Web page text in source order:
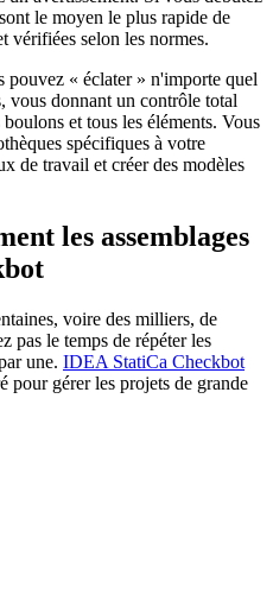
le moyen le plus rapide de
vérifiées selon les normes.
pouvez « éclater » n'importe quel
vous donnant un contrôle total
et tous les éléments. Vous
spécifiques à votre
de travail et créer des modèles
les assemblages
voire des milliers, de
pas le temps de répéter les
une. IDEA StatiCa Checkbot
pour gérer les projets de grande